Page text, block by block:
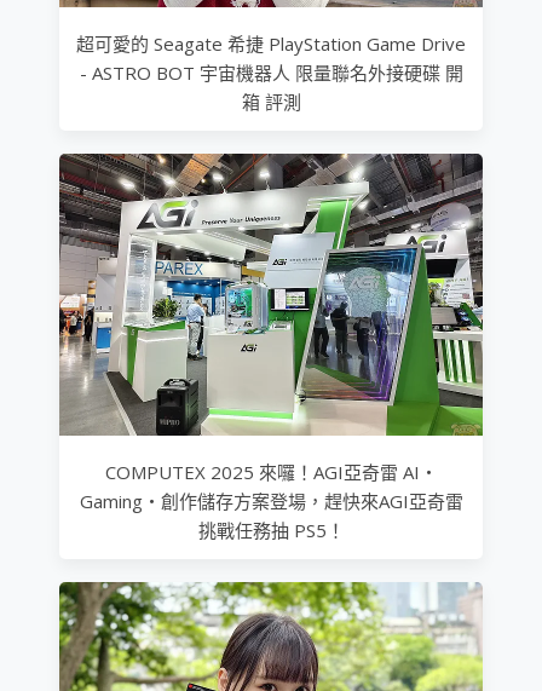
超可愛的 Seagate 希捷 PlayStation Game Drive
- ASTRO BOT 宇宙機器人 限量聯名外接硬碟 開
箱 評測
COMPUTEX 2025 來囉！AGI亞奇雷 AI・
Gaming・創作儲存方案登場，趕快來AGI亞奇雷
挑戰任務抽 PS5！